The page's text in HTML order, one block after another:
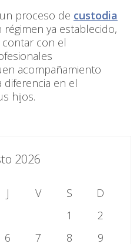
proceso de custodia
ya establecido,
contar con el
acompañamiento
diferencia en el
hijos.
2026
J V S
D
1
2
6 7 8
9